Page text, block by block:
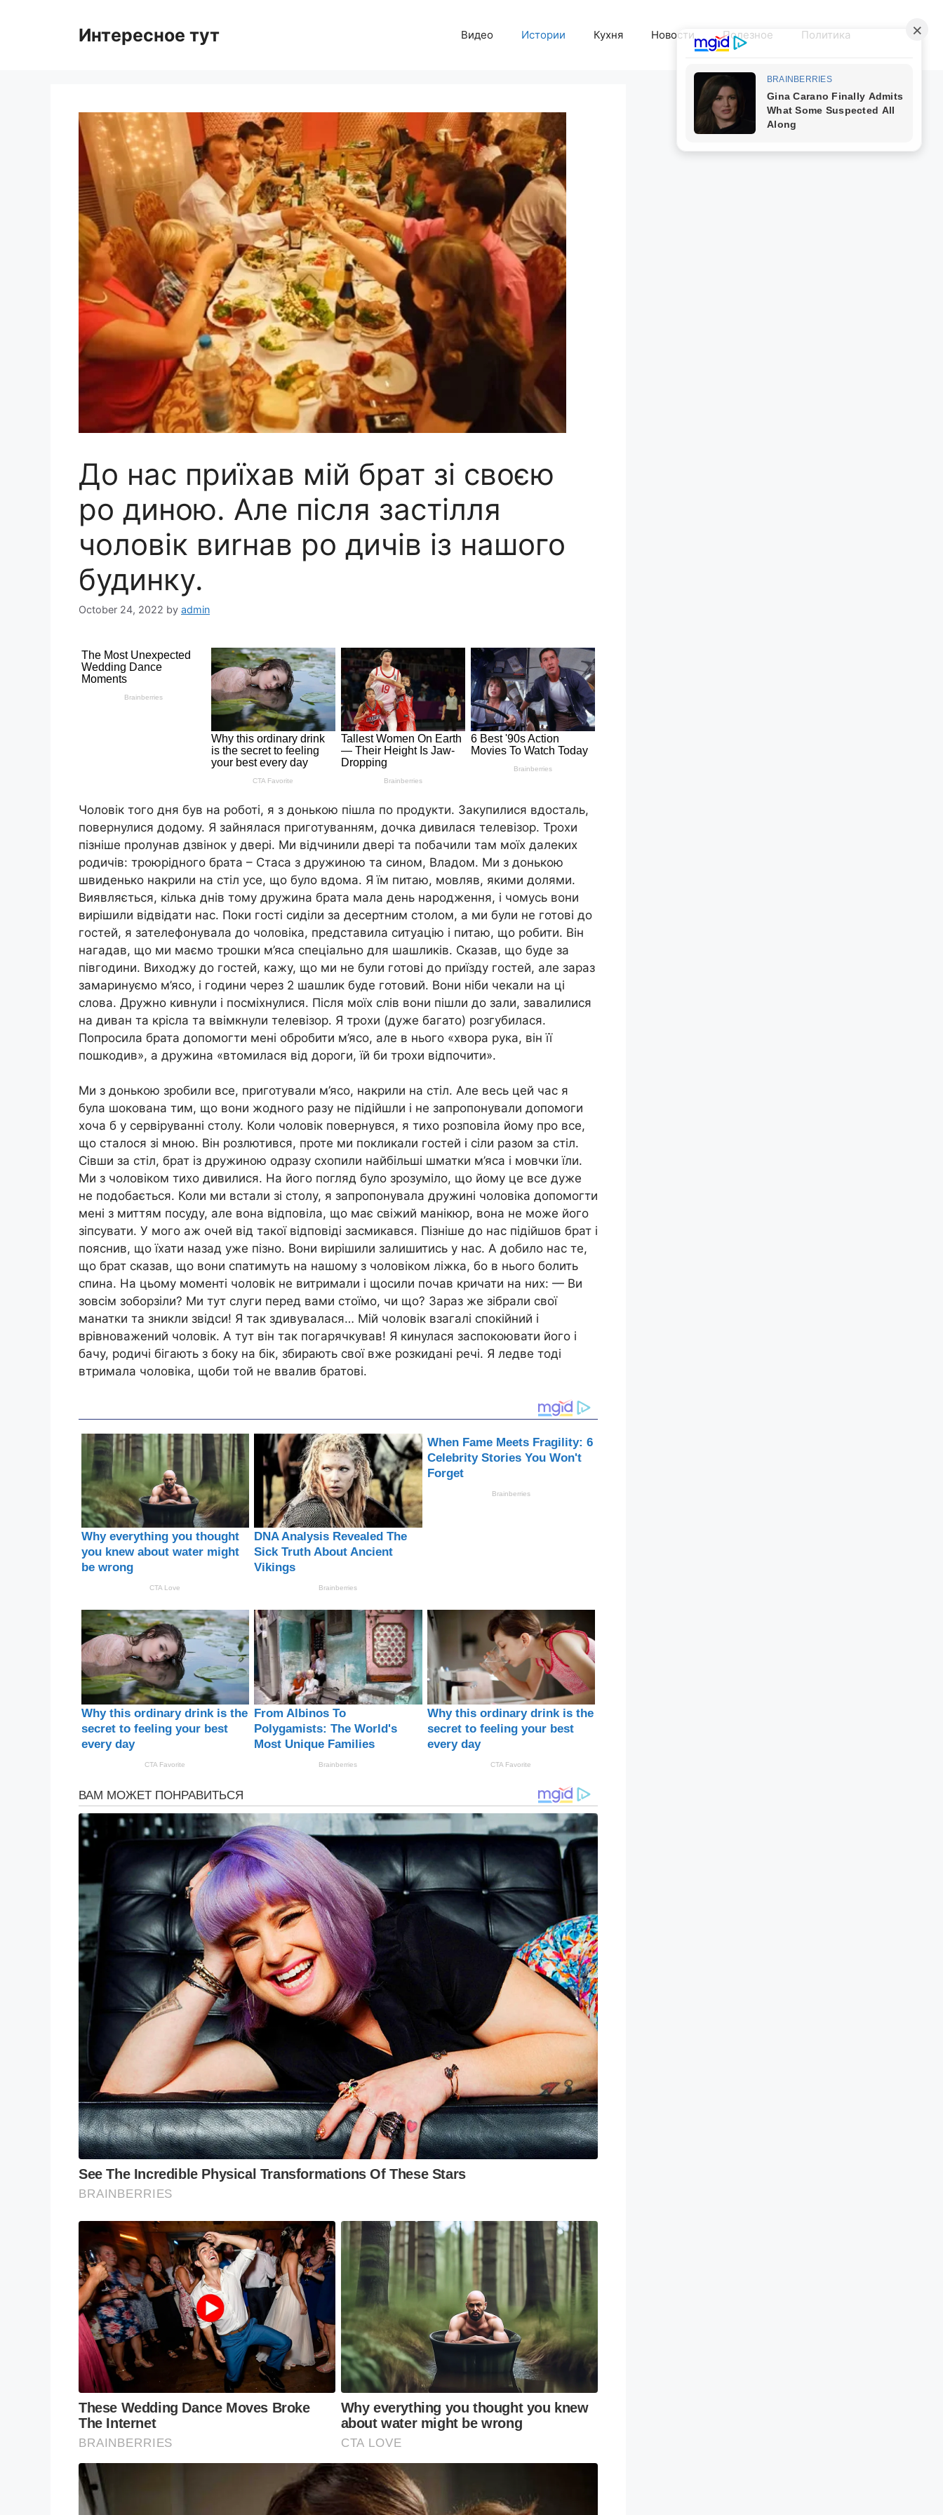
Интересное тут Видео Истории Кухня Новости Полезное Политика
До нас приїхав мій брат зі своєю
ро диною. Але після застілля
чоловік виrнав ро дичів із нашого
будинку.
October 24, 2022 by admin
Чоловік того дня був на роботі, я з донькою пішла по продукти. Закупилися вдосталь,
повернулися додому. Я зайнялася приготуванням, дочка дивилася телевізор. Трохи
пізніше пролунав дзвінок у двері. Ми відчинили двері та побачили там моїх далеких
родичів: троюрідного брата – Стаса з дружиною та сином, Владом. Ми з донькою
швиденько накрили на стіл усе, що було вдома. Я їм питаю, мовляв, якими долями.
Виявляється, кілька днів тому дружина брата мала день народження, і чомусь вони
вирішили відвідати нас. Поки гості сиділи за десертним столом, а ми були не готові до
гостей, я зателефонувала до чоловіка, представила ситуацію і питаю, що робити. Він
нагадав, що ми маємо трошки м’яса спеціально для шашликів. Сказав, що буде за
півгодини. Виходжу до гостей, кажу, що ми не були готові до приїзду гостей, але зараз
замаринуємо м’ясо, і години через 2 шашлик буде готовий. Вони ніби чекали на ці
слова. Дружно кивнули і посміхнулися. Після моїх слів вони пішли до зали, завалилися
на диван та крісла та ввімкнули телевізор. Я трохи (дуже багато) розгубилася.
Попросила брата допомогти мені обробити м’ясо, але в нього «хвора рука, він її
пошкодив», а дружина «втомилася від дороги, їй би трохи відпочити».
Ми з донькою зробили все, приготували м’ясо, накрили на стіл. Але весь цей час я
була шокована тим, що вони жодного разу не підійшли і не запропонували допомоги
хоча б у сервіруванні столу. Коли чоловік повернувся, я тихо розповіла йому про все,
що сталося зі мною. Він розлютився, проте ми покликали гостей і сіли разом за стіл.
Сівши за стіл, брат із дружиною одразу схопили найбільші шматки м’яса і мовчки їли.
Ми з чоловіком тихо дивилися. На його погляд було зрозуміло, що йому це все дуже
не подобається. Коли ми встали зі столу, я запропонувала дружині чоловіка допомогти
мені з миттям посуду, але вона відповіла, що має свіжий манікюр, вона не може його
зіпсувати. У мого аж очей від такої відповіді засмикався. Пізніше до нас підійшов брат і
пояснив, що їхати назад уже пізно. Вони вирішили залишитись у нас. А добило нас те,
що брат сказав, що вони спатимуть на нашому з чоловіком ліжка, бо в нього болить
спина. На цьому моменті чоловік не витримали і щосили почав кричати на них: — Ви
зовсім зоборзіли? Ми тут слуги перед вами стоїмо, чи що? Зараз же зібрали свої
манатки та зникли звідси! Я так здивувалася… Мій чоловік взагалі спокійний і
врівноважений чоловік. А тут він так погарячкував! Я кинулася заспокоювати його і
бачу, родичі бігають з боку на бік, збирають свої вже розкидані речі. Я ледве тоді
втримала чоловіка, щоби той не ввалив братові.